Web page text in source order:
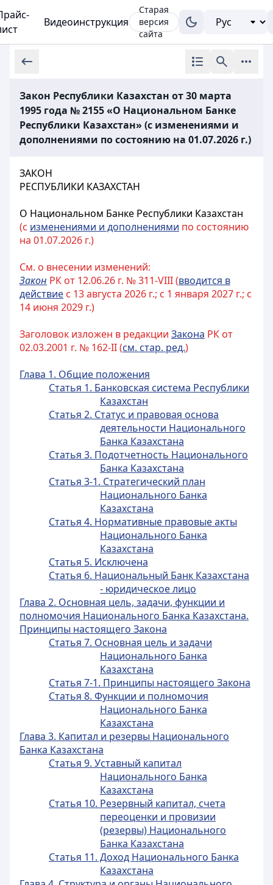
Видеоинструкция
Старая
версия
сайта
Закон Республики Казахстан от 30 марта
1995 года № 2155 «О Национальном Банке
Республики Казахстан» (с изменениями и
дополнениями по состоянию на 01.07.2026 г.)
ЗАКОН
РЕСПУБЛИКИ КАЗАХСТАН
О Национальном Банке Республики Казахстан
(с изменениями и дополнениями по состоянию
на 01.07.2026 г.)
См. о внесении изменений:
Закон РК от 12.06.26 г. № 311-VIII (вводится в
действие с 13 августа 2026 г.; с 1 января 2027 г.; с
14 июня 2029 г.)
Заголовок изложен в редакции Закона РК от
02.03.2001 г. № 162-II (см. стар. ред.)
Глава 1. Общие положения
Статья 1. Банковская система Республики
Казахстан
Статья 2. Статус и правовая основа
деятельности Национального
Банка Казахстана
Статья 3. Подотчетность Национального
Банка Казахстана
Статья 3-1. Стратегический план
Национального Банка
Казахстана
Статья 4. Нормативные правовые акты
Национального Банка
Казахстана
Статья 5. Исключена
Статья 6. Национальный Банк Казахстана
- юридическое лицо
Глава 2. Основная цель, задачи, функции и
полномочия Национального Банка Казахстана.
Принципы настоящего Закона
Статья 7. Основная цель и задачи
Национального Банка
Казахстана
Статья 7-1. Принципы настоящего Закона
Статья 8. Функции и полномочия
Национального Банка
Казахстана
Глава 3. Капитал и резервы Национального
Банка Казахстана
Статья 9. Уставный капитал
Национального Банка
Казахстана
Статья 10. Резервный капитал, счета
переоценки и провизии
(резервы) Национального
Банка Казахстана
Статья 11. Доход Национального Банка
Казахстана